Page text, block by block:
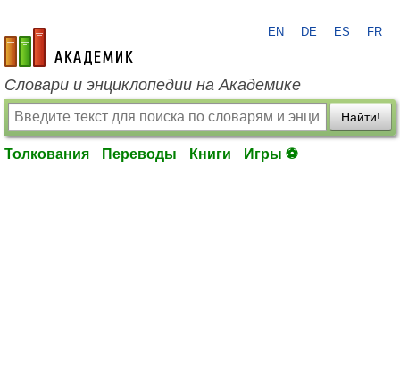
academic.ru
EN DE ES FR
Словари и энциклопедии на Академике
Найти!
Толкования Переводы Книги Игры ⚽